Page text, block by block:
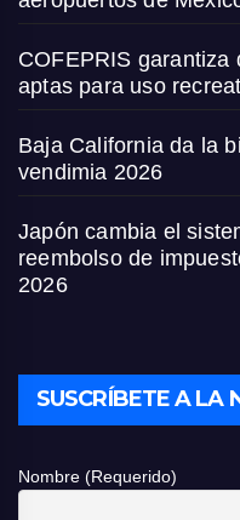
COFEPRIS garantiza
aptas para uso
Baja California da la
vendimia 2026
Japón cambia el
reembolso de
2026
SUSCRÍBETE A LA
Nombre (Requerido)